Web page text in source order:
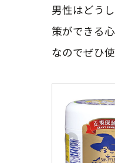
男性はどう
策ができる
なのでぜひ